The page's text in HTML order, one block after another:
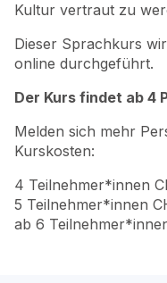
Kultur vertraut zu
Dieser Sprachkurs
online durchgeführt.
Der Kurs findet ab 4
Melden sich mehr
Kurskosten:
4 Teilnehmer*innen
5 Teilnehmer*innen
ab 6